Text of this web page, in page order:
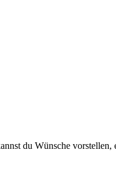
du Wünsche vorstellen,